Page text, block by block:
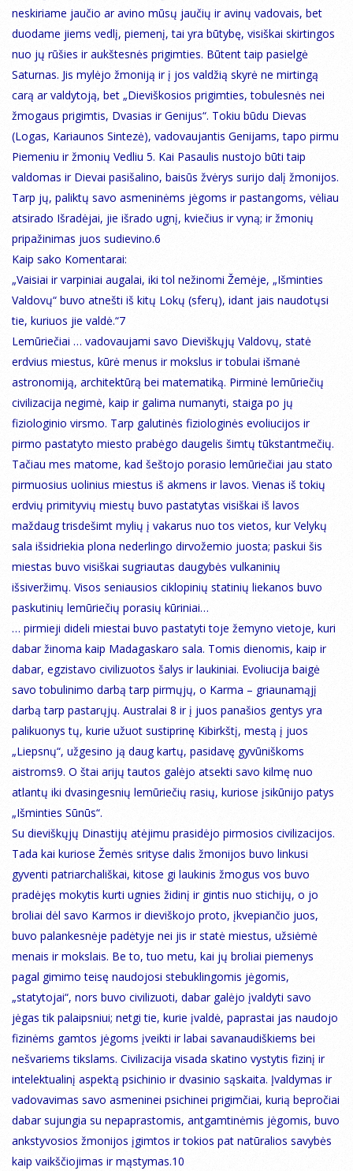
neskiriame jaučio ar avino mūsų jaučių ir avinų vadovais, bet
duodame jiems vedlį, piemenį, tai yra būtybę, visiškai skirtingos
nuo jų rūšies ir aukštesnės prigimties. Būtent taip pasielgė
Saturnas. Jis mylėjo žmoniją ir į jos valdžią skyrė ne mirtingą
carą ar valdytoją, bet „Dieviškosios prigimties, tobulesnės nei
žmogaus prigimtis, Dvasias ir Genijus“. Tokiu būdu Dievas
(Logas, Kariaunos Sintezė), vadovaujantis Genijams, tapo pirmu
Piemeniu ir žmonių Vedliu 5. Kai Pasaulis nustojo būti taip
valdomas ir Dievai pasišalino, baisūs žvėrys surijo dalį žmonijos.
Tarp jų, paliktų savo asmeninėms jėgoms ir pastangoms, vėliau
atsirado Išradėjai, jie išrado ugnį, kviečius ir vyną; ir žmonių
pripažinimas juos sudievino.6
Kaip sako Komentarai:
„Vaisiai ir varpiniai augalai, iki tol nežinomi Žemėje, „Išminties
Valdovų“ buvo atnešti iš kitų Lokų (sferų), idant jais naudotųsi
tie, kuriuos jie valdė.“7
Lemūriečiai … vadovaujami savo Dieviškųjų Valdovų, statė
erdvius miestus, kūrė menus ir mokslus ir tobulai išmanė
astronomiją, architektūrą bei matematiką. Pirminė lemūriečių
civilizacija negimė, kaip ir galima numanyti, staiga po jų
fiziologinio virsmo. Tarp galutinės fiziologinės evoliucijos ir
pirmo pastatyto miesto prabėgo daugelis šimtų tūkstantmečių.
Tačiau mes matome, kad šeštojo porasio lemūriečiai jau stato
pirmuosius uolinius miestus iš akmens ir lavos. Vienas iš tokių
erdvių primityvių miestų buvo pastatytas visiškai iš lavos
maždaug trisdešimt mylių į vakarus nuo tos vietos, kur Velykų
sala išsidriekia plona nederlingo dirvožemio juosta; paskui šis
miestas buvo visiškai sugriautas daugybės vulkaninių
išsiveržimų. Visos seniausios ciklopinių statinių liekanos buvo
paskutinių lemūriečių porasių kūriniai…
… pirmieji dideli miestai buvo pastatyti toje žemyno vietoje, kuri
dabar žinoma kaip Madagaskaro sala. Tomis dienomis, kaip ir
dabar, egzistavo civilizuotos šalys ir laukiniai. Evoliucija baigė
savo tobulinimo darbą tarp pirmųjų, o Karma – griaunamąjį
darbą tarp pastarųjų. Australai 8 ir į juos panašios gentys yra
palikuonys tų, kurie užuot sustiprinę Kibirkštį, mestą į juos
„Liepsnų“, užgesino ją daug kartų, pasidavę gyvūniškoms
aistroms9. O štai arijų tautos galėjo atsekti savo kilmę nuo
atlantų iki dvasingesnių lemūriečių rasių, kuriose įsikūnijo patys
„Išminties Sūnūs“.
Su dieviškųjų Dinastijų atėjimu prasidėjo pirmosios civilizacijos.
Tada kai kuriose Žemės srityse dalis žmonijos buvo linkusi
gyventi patriarchališkai, kitose gi laukinis žmogus vos buvo
pradėjęs mokytis kurti ugnies židinį ir gintis nuo stichijų, o jo
broliai dėl savo Karmos ir dieviškojo proto, įkvepiančio juos,
buvo palankesnėje padėtyje nei jis ir statė miestus, užsiėmė
menais ir mokslais. Be to, tuo metu, kai jų broliai piemenys
pagal gimimo teisę naudojosi stebuklingomis jėgomis,
„statytojai“, nors buvo civilizuoti, dabar galėjo įvaldyti savo
jėgas tik palaipsniui; netgi tie, kurie įvaldė, paprastai jas naudojo
fizinėms gamtos jėgoms įveikti ir labai savanaudiškiems bei
nešvariems tikslams. Civilizacija visada skatino vystytis fizinį ir
intelektualinį aspektą psichinio ir dvasinio sąskaita. Įvaldymas ir
vadovavimas savo asmeninei psichinei prigimčiai, kurią bepročiai
dabar sujungia su nepaprastomis, antgamtinėmis jėgomis, buvo
ankstyvosios žmonijos įgimtos ir tokios pat natūralios savybės
kaip vaikščiojimas ir mąstymas.10